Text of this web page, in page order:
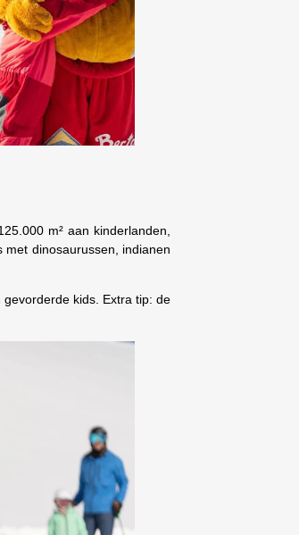
m² aan kinderlanden,
met dinosaurussen, indianen
kids. Extra tip: de